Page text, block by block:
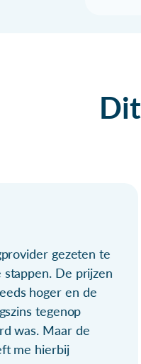
gezeten te
De prijzen
hoger en de
tegenop
was. Maar de
me hierbij